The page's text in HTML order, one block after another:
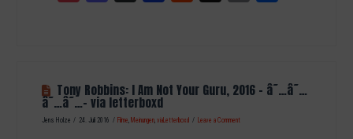
Tony Robbins: I Am Not Your Guru, 2016 – â˜…â˜…
â˜…â˜…- via letterboxd
Jens Holze 24. Juli 2016 Filme, Meinungen,viaLetterboxd Leave a Comment